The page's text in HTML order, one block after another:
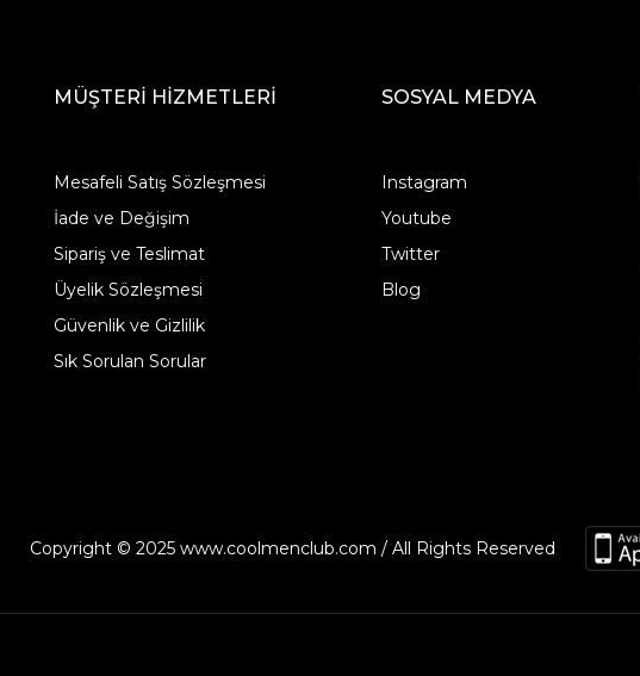
MÜŞTERİ HİZMETLERİ
Mesafeli Satış Sözleşmesi
İade ve Değişim
Sipariş ve Teslimat
Üyelik Sözleşmesi
Güvenlik ve Gizlilik
Sık Sorulan Sorular
SOSYAL MEDYA
Instagram
Youtube
Twitter
Blog
Copyright © 2025 www.coolmenclub.com / All Rights Reserved